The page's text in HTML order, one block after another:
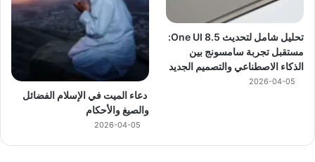
تحليل شامل لتحديث One UI 8.5:
مستقبل تجربة سامسونج بين
الذكاء الاصطناعي والتصميم الجديد
2026-04-05
دعاء الميت في الإسلام الفضائل
والصيغ والأحكام
2026-04-05